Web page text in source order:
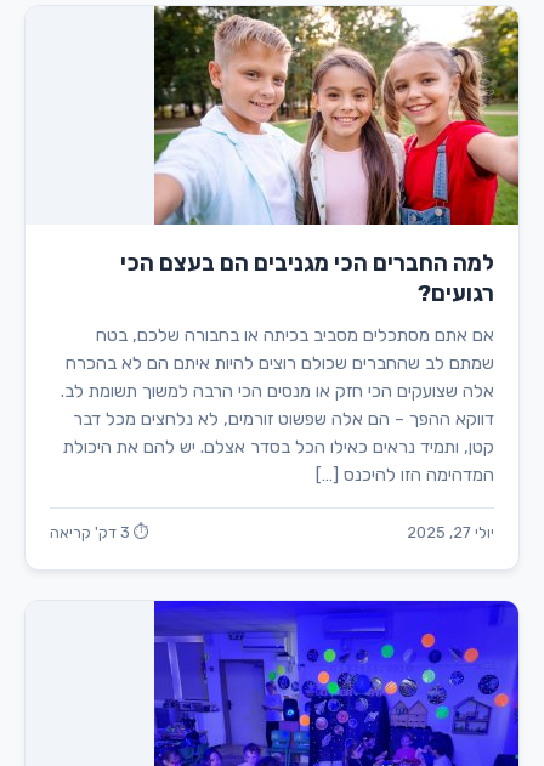
למה החברים הכי מגניבים הם בעצם הכי
רגועים?
אם אתם מסתכלים מסביב בכיתה או בחבורה שלכם, בטח
שמתם לב שהחברים שכולם רוצים להיות איתם הם לא בהכרח
אלה שצועקים הכי חזק או מנסים הכי הרבה למשוך תשומת לב.
דווקא ההפך – הם אלה שפשוט זורמים, לא נלחצים מכל דבר
קטן, ותמיד נראים כאילו הכל בסדר אצלם. יש להם את היכולת
המדהימה הזו להיכנס […]
יולי 27, 2025 ⏱ 3 דק' קריאה